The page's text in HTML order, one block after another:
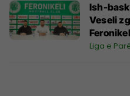
Ish-
Veseli
Liga e